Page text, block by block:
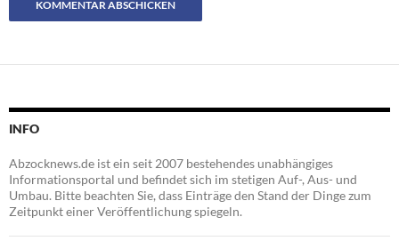
INFO
Abzocknews.de ist ein seit 2007 bestehendes unabhängiges
Informationsportal und befindet sich im stetigen Auf-, Aus- und
Umbau. Bitte beachten Sie, dass Einträge den Stand der Dinge zum
Zeitpunkt einer Veröffentlichung spiegeln.